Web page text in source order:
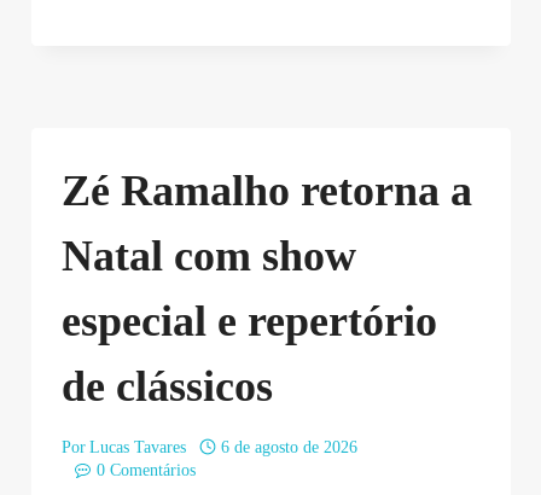
Zé Ramalho retorna a
Natal com show
especial e repertório
de clássicos
Por Lucas Tavares
6 de agosto de 2026
0 Comentários